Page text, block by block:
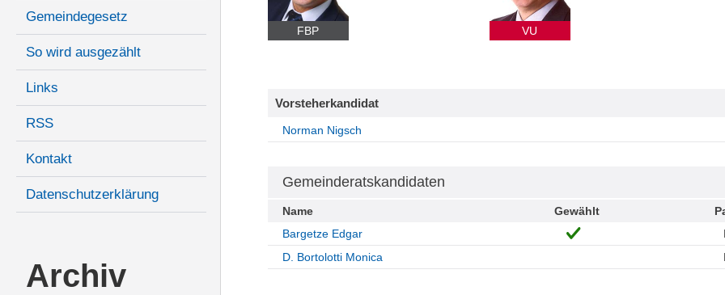
Gemeindegesetz
So wird ausgezählt
Links
RSS
Kontakt
Datenschutzerklärung
Archiv
FBP VU
Vorsteherkandidat
Norman Nigsch
Gemeinderatskandidaten
Name Gewählt
Bargetze Edgar
D. Bortolotti Monica